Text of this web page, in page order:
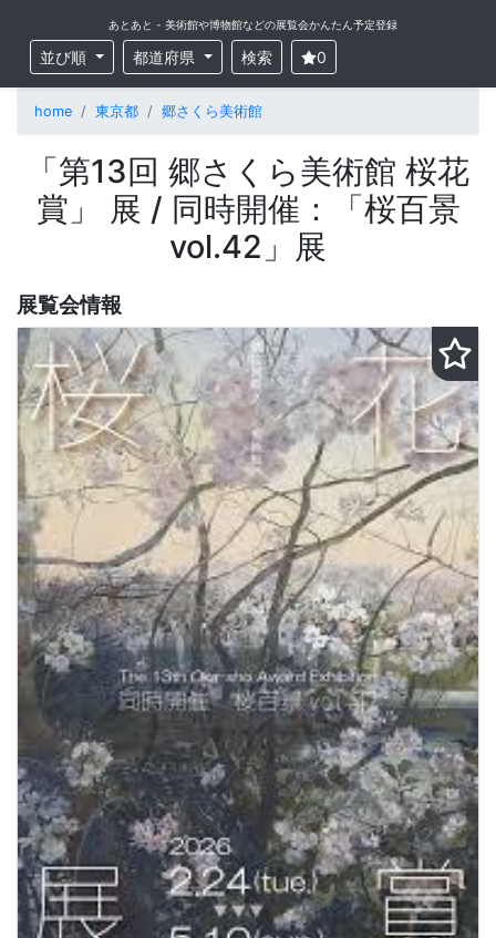
あとあと - 美術館や博物館などの展覧会かんたん予定登録
並び順 都道府県 検索 0
home 東京都 郷さくら美術館
「第13回 郷さくら美術館 桜花
賞」 展 / 同時開催：「桜百景
vol.42」展
展覧会情報